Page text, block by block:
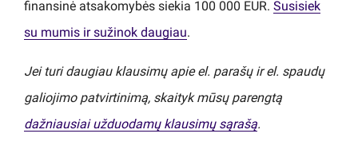
finansinė atsakomybės siekia 100 000 EUR. Susisiek
su mumis ir sužinok daugiau.
Jei turi daugiau klausimų apie el. parašų ir el. spaudų
galiojimo patvirtinimą, skaityk mūsų parengtą
dažniausiai užduodamų klausimų sąrašą.